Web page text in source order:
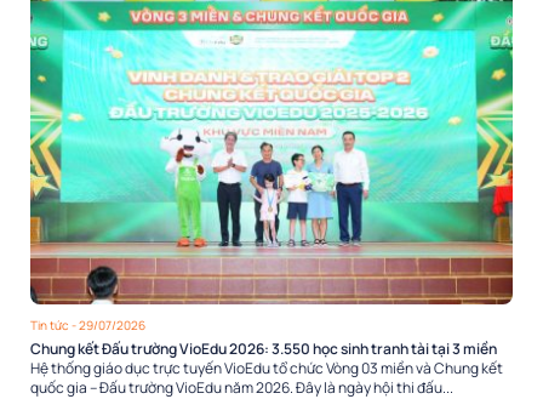
Tin tức - 29/07/2026
Chung kết Đấu trường VioEdu 2026: 3.550 học sinh tranh tài tại 3 miền
Hệ thống giáo dục trực tuyến VioEdu tổ chức Vòng 03 miền và Chung kết
quốc gia – Đấu trường VioEdu năm 2026. Đây là ngày hội thi đấu...